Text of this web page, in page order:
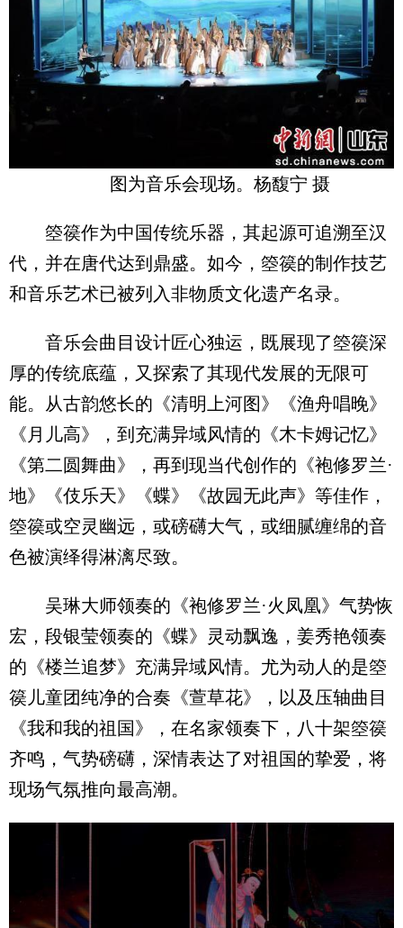
图为音乐会现场。杨馥宁 摄
箜篌作为中国传统乐器，其起源可追溯至汉
代，并在唐代达到鼎盛。如今，箜篌的制作技艺
和音乐艺术已被列入非物质文化遗产名录。
音乐会曲目设计匠心独运，既展现了箜篌深
厚的传统底蕴，又探索了其现代发展的无限可
能。从古韵悠长的《清明上河图》《渔舟唱晚》
《月儿高》，到充满异域风情的《木卡姆记忆》
《第二圆舞曲》，再到现当代创作的《袍修罗兰·
地》《伎乐天》《蝶》《故园无此声》等佳作，
箜篌或空灵幽远，或磅礴大气，或细腻缠绵的音
色被演绎得淋漓尽致。
吴琳大师领奏的《袍修罗兰·火凤凰》气势恢
宏，段银莹领奏的《蝶》灵动飘逸，姜秀艳领奏
的《楼兰追梦》充满异域风情。尤为动人的是箜
篌儿童团纯净的合奏《萱草花》，以及压轴曲目
《我和我的祖国》，在名家领奏下，八十架箜篌
齐鸣，气势磅礴，深情表达了对祖国的挚爱，将
现场气氛推向最高潮。